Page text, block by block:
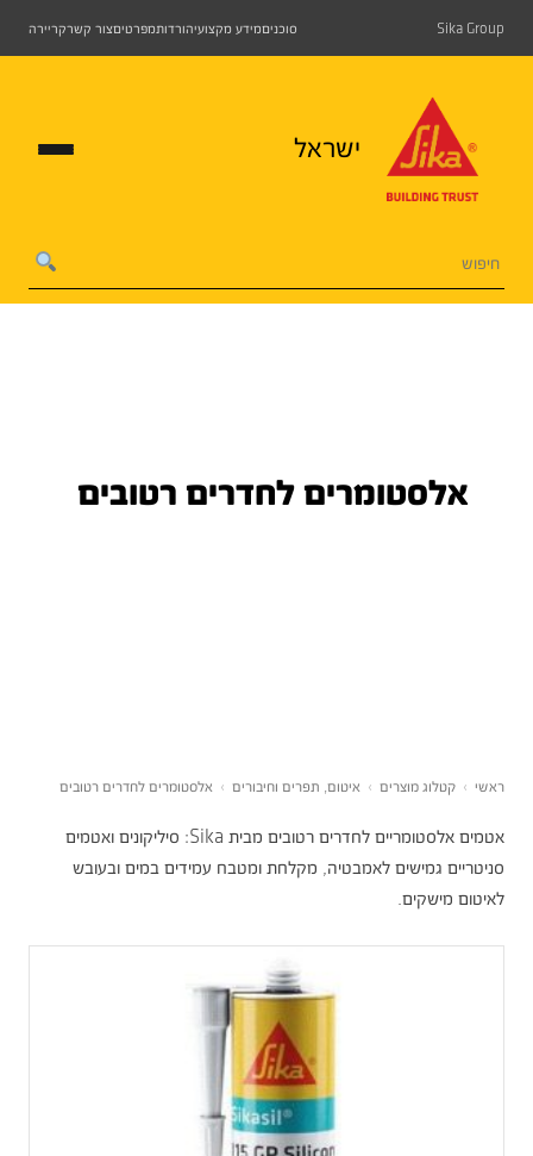
Sika Group סוכניםמידע מקצועיהורדותמפרטיםצור קשרקריירה
ישראל
אלסטומרים לחדרים רטובים
ראשי › קטלוג מוצרים › איטום, תפרים וחיבורים › אלסטומרים לחדרים רטובים
אטמים אלסטומריים לחדרים רטובים מבית Sika: סיליקונים ואטמים
סניטריים גמישים לאמבטיה, מקלחת ומטבח עמידים במים ובעובש
לאיטום מישקים.